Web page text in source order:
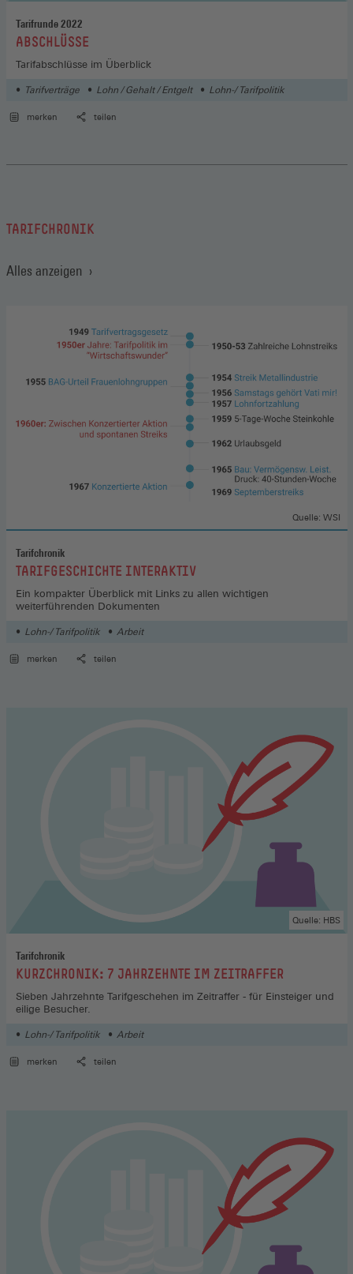
Tarifrunde 2022
:ABSCHLÜSSE
Tarifabschlüsse im Überblick
Tarifverträge Lohn / Gehalt / Entgelt Lohn-/ Tarifpolitik
merken teilen
TARIFCHRONIK
Alles anzeigen
Tarifchronik
:
TARIFGESCHICHTE INTERAKTIV
Ein kompakter Überblick mit Links zu allen wichtigen
weiterführenden Dokumenten
Quelle: WSI
Lohn-/ Tarifpolitik Arbeit
merken teilen
Tarifchronik
:KURZCHRONIK: 7 JAHRZEHNTE IM ZEITRAFFER
Sieben Jahrzehnte Tarifgeschehen im Zeitraffer - für Einsteiger und
eilige Besucher.
Quelle: HBS
Lohn-/ Tarifpolitik Arbeit
merken teilen